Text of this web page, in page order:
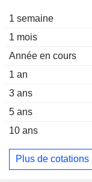
1 semaine
1 mois
Année en cours
1 an
3 ans
5 ans
10 ans
Plus de cotations